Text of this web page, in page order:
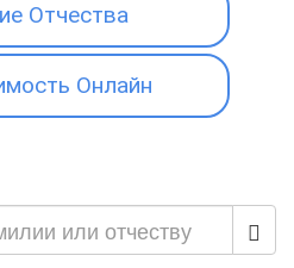
Отчества
Онлайн